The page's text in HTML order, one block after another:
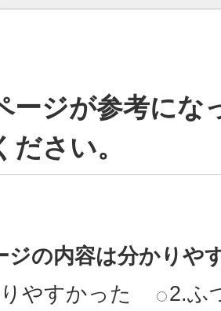
ージが参考にな
ださい。
ジの内容は分かりや
やすかった
2.ふ